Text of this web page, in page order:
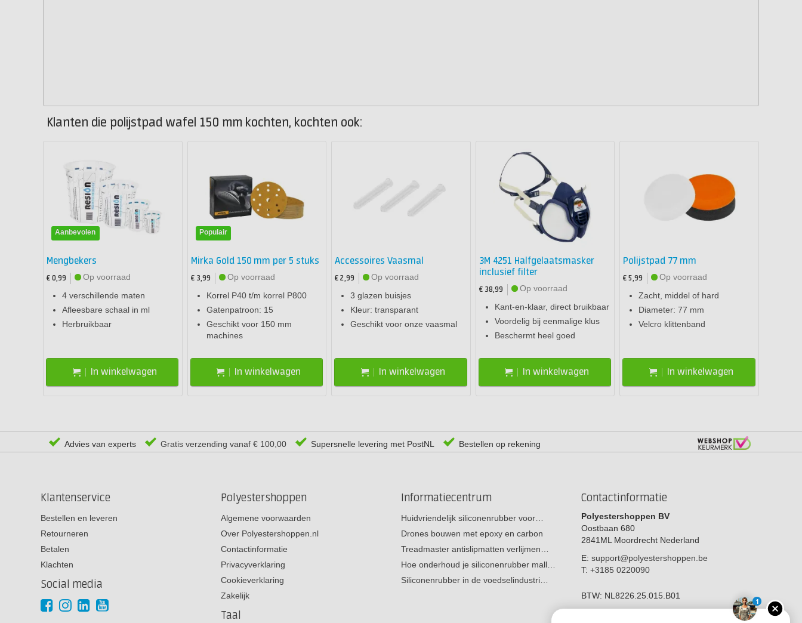
Klanten die polijstpad wafel 150 mm kochten, kochten ook:
Aanbevolen
Mengbekers
€ 0,99
Op voorraad
4 verschillende maten
Afleesbare schaal in ml
Herbruikbaar
In winkelwagen
Populair
Mirka Gold 150 mm per 5 stuks
€ 3,99
Op voorraad
Korrel P40 t/m korrel P800
Gatenpatroon: 15
Geschikt voor 150 mm
machines
In winkelwagen
Accessoires Vaasmal
€ 2,99
Op voorraad
3 glazen buisjes
Kleur: transparant
Geschikt voor onze vaasmal
In winkelwagen
3M 4251 Halfgelaatsmasker
inclusief filter
€ 38,99
Op voorraad
Kant-en-klaar, direct bruikbaar
Voordelig bij eenmalige klus
Beschermt heel goed
In winkelwagen
Polijstpad 77 mm
€ 5,99
Op voorraad
Zacht, middel of hard
Diameter: 77 mm
Velcro klittenband
In winkelwagen
Advies van experts Gratis verzending vanaf € 100,00 Supersnelle levering met PostNL Bestellen op rekening
Klantenservice
Bestellen en leveren
Retourneren
Betalen
Klachten
Social media
Polyestershoppen
Algemene voorwaarden
Over Polyestershoppen.nl
Contactinformatie
Privacyverklaring
Cookieverklaring
Zakelijk
Taal
Informatiecentrum
Huidvriendelijk siliconenrubber voor…
Drones bouwen met epoxy en carbon
Treadmaster antislipmatten verlijmen…
Hoe onderhoud je siliconenrubber mall…
Siliconenrubber in de voedselindustri…
Contactinformatie
Polyestershoppen BV
Oostbaan 680
2841ML Moordrecht Nederland
E: support@polyestershoppen.be
T: +3185 0220090
BTW: NL8226.25.015.B01
1